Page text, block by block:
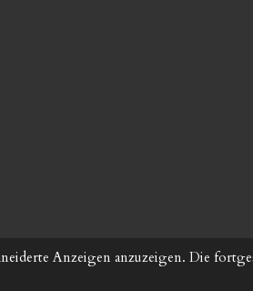
Anzeigen anzuzeigen. Die